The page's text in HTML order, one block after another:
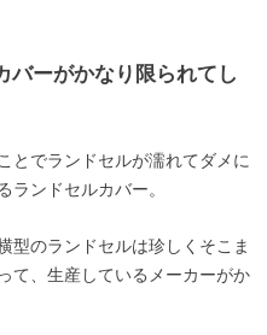
バーがかなり限られてし
とでランドセルが濡れてダメに
ランドセルカバー。
型のランドセルは珍しくそこま
て、生産しているメーカーがか